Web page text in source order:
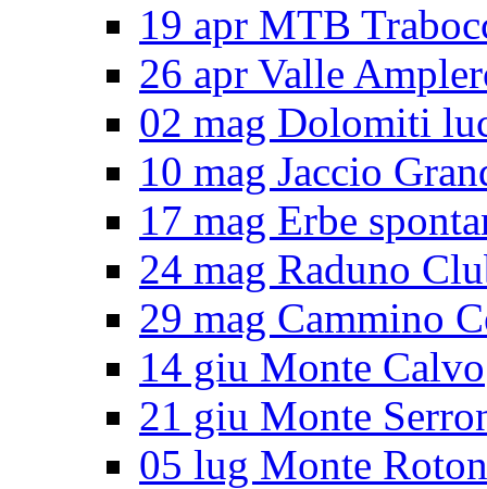
19 apr MTB
26 apr Valle
02 mag Dolomiti
10 mag Jaccio
17 mag Erbe
24 mag Raduno
29 mag Cammino
14 giu Monte Calvo
21 giu Monte
05 lug Monte